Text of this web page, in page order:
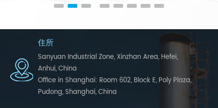
住所
Sanyuan Industrial Zone, Xinzhan Area, Hefei,
Anhui, China
Office in Shanghai: Room 602, Block E, Poly Plaza,
Pudong, Shanghai, China